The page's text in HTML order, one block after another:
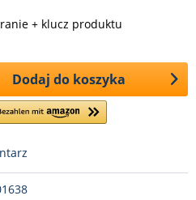
+ klucz produktu
Dodaj do koszyka